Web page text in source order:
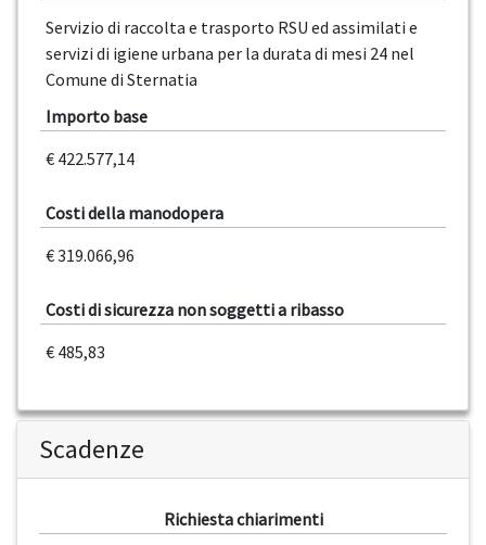
Servizio di raccolta e trasporto RSU ed assimilati e
servizi di igiene urbana per la durata di mesi 24 nel
Comune di Sternatia
Importo base
€ 422.577,14
Costi della manodopera
€ 319.066,96
Costi di sicurezza non soggetti a ribasso
€ 485,83
Scadenze
Richiesta chiarimenti